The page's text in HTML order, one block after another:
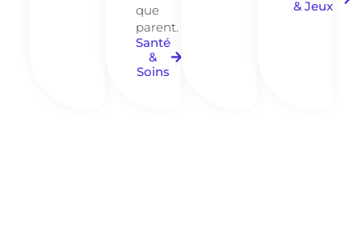
que
parent.
Santé
&
Soins
& Jeux